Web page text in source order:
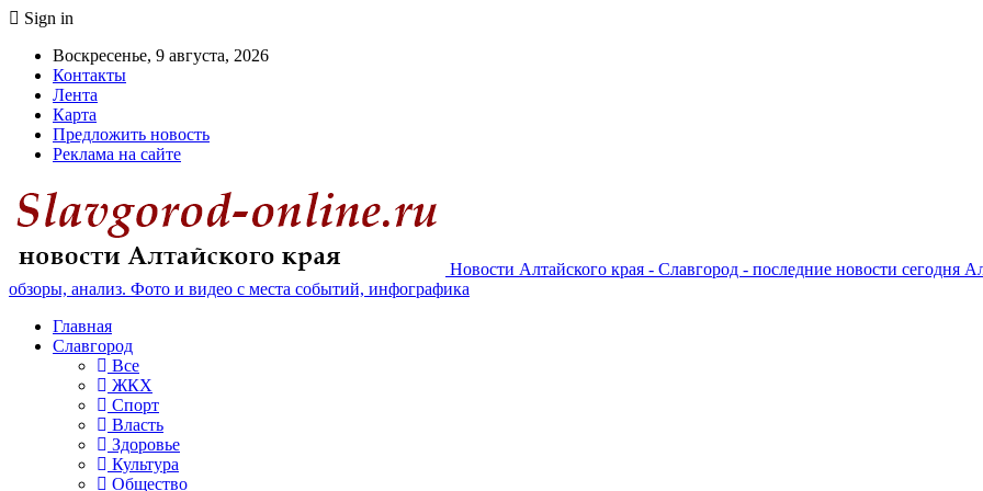
Sign in
Воскресенье, 9 августа, 2026
Контакты
Лента
Карта
Предложить новость
Реклама на сайте
Новости Алтайского края - Славгород - последние новости сегодня
обзоры, анализ. Фото и видео с места событий, инфографика
Главная
Славгород
Все
ЖКХ
Спорт
Власть
Здоровье
Культура
Общество